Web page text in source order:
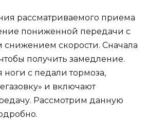
рассматриваемого приема
пониженной передачи с
скорости. Сначала
чтобы получить замедление.
ноги с педали тормоза,
и включают
Рассмотрим данную